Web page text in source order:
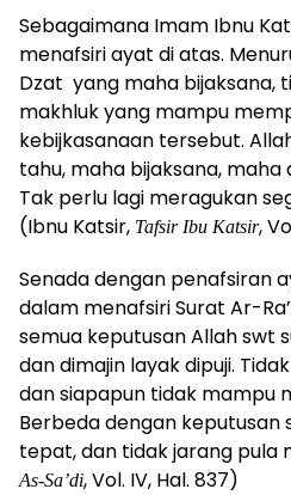
Sebagaimana Imam Ibnu
menafsiri ayat di atas.
Dzat yang maha bijaksana,
makhluk yang mampu
kebijkasanaan tersebut.
tahu, maha bijaksana,
Tak perlu lagi meragukan
(Ibnu Katsir, Tafsir Ibu Katsir,
Senada dengan penafsiran
dalam menafsiri Surat Ar-
semua keputusan Allah swt
dan dimajin layak dipuji.
dan siapapun tidak mampu
Berbeda dengan keputusan
tepat, dan tidak jarang pula
As-Sa’di, Vol. IV, Hal. 837)